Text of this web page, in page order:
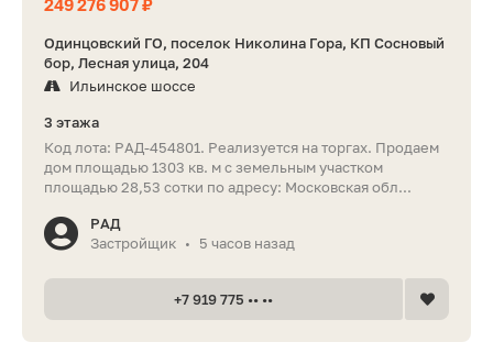
249 276 907 ₽
Одинцовский ГО, поселок Николина Гора, КП Сосновый
бор, Лесная улица, 204
Ильинское шоссе
3 этажа
Код лота: РАД-454801. Реализуется на торгах. Продаем
дом площадью 1303 кв. м с земельным участком
площадью 28,53 сотки по адресу: Московская обл...
РАД
Застройщик • 5 часов назад
+7 919 775 •• ••